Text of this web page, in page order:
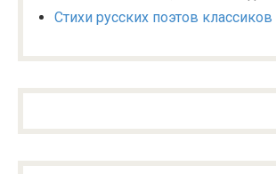
Стихи русских поэтов классиков